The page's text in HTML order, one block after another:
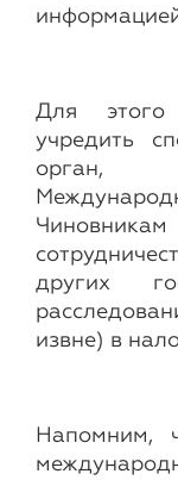
Для
учредить
орган,
других
извне) в
Напомним,